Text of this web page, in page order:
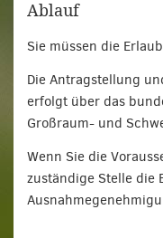
Ablauf
Sie müssen die
Die Antragstellung
erfolgt über das
Großraum- und
Wenn Sie die
zuständige Stelle die